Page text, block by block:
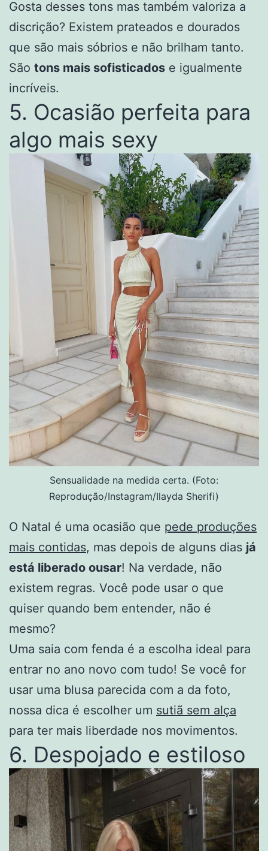
Gosta desses tons mas também valoriza a
discrição? Existem prateados e dourados
que são mais sóbrios e não brilham tanto.
São tons mais sofisticados e igualmente
incríveis.
5. Ocasião perfeita para
algo mais sexy
Sensualidade na medida certa. (Foto:
Reprodução/Instagram/Ilayda Sherifi)
O Natal é uma ocasião que pede produções
mais contidas, mas depois de alguns dias já
está liberado ousar! Na verdade, não
existem regras. Você pode usar o que
quiser quando bem entender, não é
mesmo?
Uma saia com fenda é a escolha ideal para
entrar no ano novo com tudo! Se você for
usar uma blusa parecida com a da foto,
nossa dica é escolher um sutiã sem alça
para ter mais liberdade nos movimentos.
6. Despojado e estiloso